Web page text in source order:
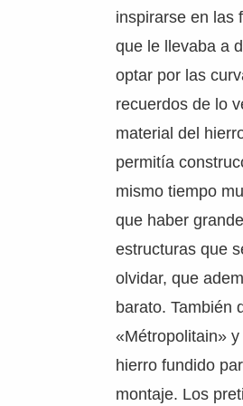
inspirarse en las
que le llevaba a
optar por las
recuerdos de lo
material del
permitía
mismo tiempo
que haber
estructuras que
olvidar, que
barato. También
«Métropolitain»
hierro fundido
montaje. Los